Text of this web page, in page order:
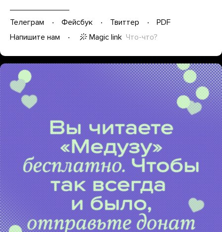
Телеграм Фейсбук Твиттер
PDF
Напишите нам
Magic link Что-что?